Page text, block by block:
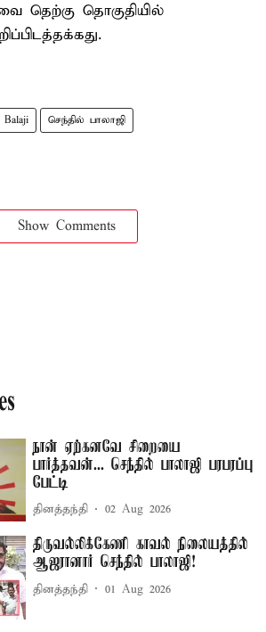
தெற்கு தொகுதியில்
Balaji செந்தில் பாலாஜி
Show Comments
நான் ஏற்கனவே சிறையை
பார்த்தவன்... செந்தில் பாலாஜி பரபரப்பு
பேட்டி
தினத்தந்தி 02 Aug 2026
திருவல்லிக்கேணி காவல் நிலையத்தில்
ஆஜரானார் செந்தில் பாலாஜி!
தினத்தந்தி 01 Aug 2026